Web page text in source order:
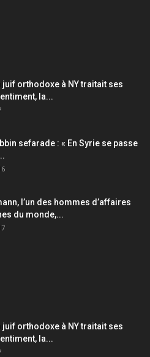
juif orthodoxe à NY traitait ses
la...
sefarade : « En Syrie se passe
l’un des hommes d’affaires
du monde,...
juif orthodoxe à NY traitait ses
la...